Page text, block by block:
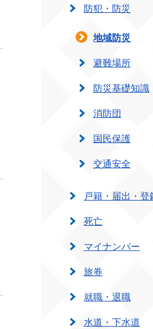
防犯・防災
地域防災
避難場所
防災基礎知識
消防団
国民保護
交通安全
戸籍・届出・登
死亡
マイナンバー
旅券
就職・退職
水道・下水道